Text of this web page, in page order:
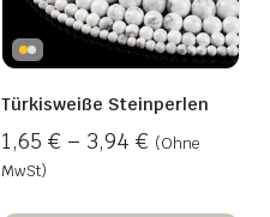
Türkisweiße Steinperlen
1,65 € – 3,94 € (Ohne
MwSt)